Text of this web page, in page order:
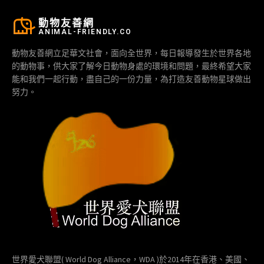
動物友善網
ANIMAL-FRIENDLY.CO
動物友善網立足華文社會，面向全世界，每日報導發生於世界各地
的動物事，供大家了解今日動物身處的環境和問題，最終希望大家
能和我們一起行動，盡自己的一份力量，為打造友善動物星球做出
努力。
世界愛犬聯盟( World Dog Alliance，WDA )於2014年在香港、美國、